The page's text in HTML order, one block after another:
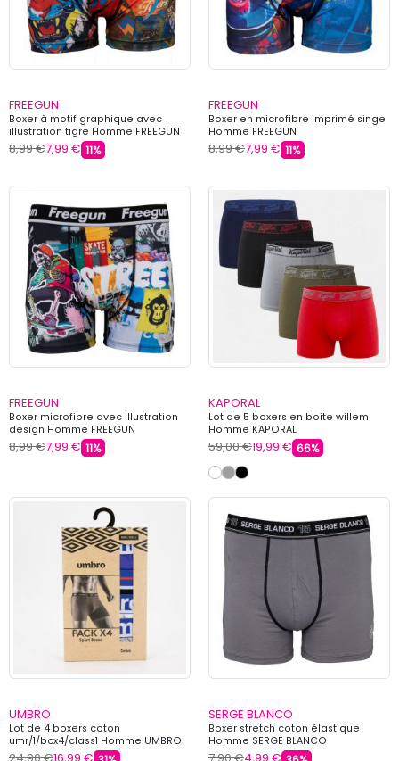
FREEGUN
Boxer à motif graphique avec
illustration tigre Homme FREEGUN
8,99 €7,99 € 11%
FREEGUN
Boxer en microfibre imprimé singe
Homme FREEGUN
8,99 €7,99 € 11%
FREEGUN
Boxer microfibre avec illustration
design Homme FREEGUN
8,99 €7,99 € 11%
KAPORAL
Lot de 5 boxers en boite willem
Homme KAPORAL
59,00 €19,99 € 66%
UMBRO
Lot de 4 boxers coton
umr/1/bcx4/class1 Homme UMBRO
SERGE BLANCO
Boxer stretch coton élastique
Homme SERGE BLANCO